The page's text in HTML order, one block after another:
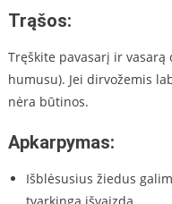
Trąšos:
Tręškite pavasarį ir
humusu). Jei dirvožemis
nėra būtinos.
Apkarpymas:
Išblėsusius žiedus